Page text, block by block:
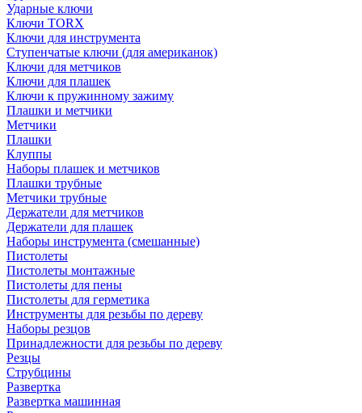
Ударные ключи
Ключи TORX
Ключи для инструмента
Ступенчатые ключи (для американок)
Ключи для метчиков
Ключи для плашек
Ключи к пружинному зажиму
Плашки и метчики
Метчики
Плашки
Клуппы
Наборы плашек и метчиков
Плашки трубные
Метчики трубные
Держатели для метчиков
Держатели для плашек
Наборы инструмента (смешанные)
Пистолеты
Пистолеты монтажные
Пистолеты для пены
Пистолеты для герметика
Инструменты для резьбы по дереву
Наборы резцов
Принадлежности для резьбы по дереву
Резцы
Струбцины
Развертка
Развертка машинная